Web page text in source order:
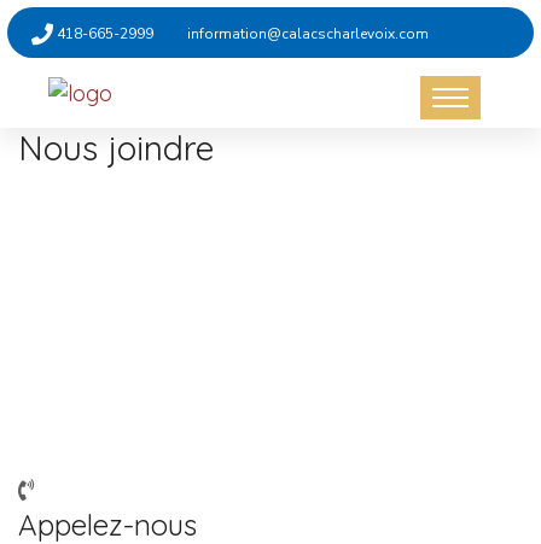
418-665-2999 information@calacscharlevoix.com
Nous joindre
Appelez-nous